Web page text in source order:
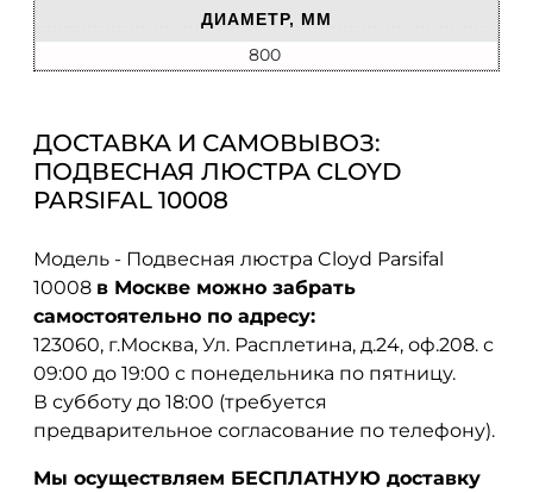
ДИАМЕТР, ММ
800
ДОСТАВКА И САМОВЫВОЗ:
ПОДВЕСНАЯ ЛЮСТРА CLOYD
PARSIFAL 10008
Модель - Подвесная люстра Cloyd Parsifal
10008 в Москве можно забрать
самостоятельно по адресу:
123060, г.Москва, Ул. Расплетина, д.24, оф.208. с
09:00 до 19:00 с понедельника по пятницу.
В субботу до 18:00 (требуется
предварительное согласование по телефону).
Мы осуществляем БЕСПЛАТНУЮ доставку